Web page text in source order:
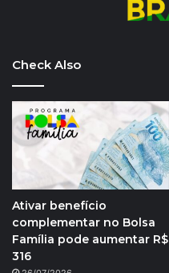
Check Also
Ativar benefício
complementar no Bolsa
Família pode aumentar R$
316